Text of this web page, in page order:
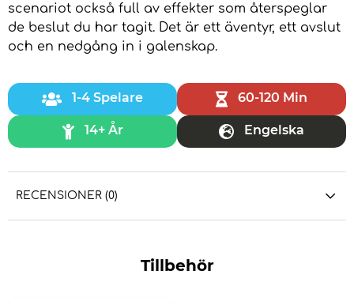
scenariot också full av effekter som återspeglar
de beslut du har tagit. Det är ett äventyr, ett avslut
och en nedgång in i galenskap.
1-4 Spelare 60-120 Min
14+ År Engelska
RECENSIONER (0)
Tillbehör